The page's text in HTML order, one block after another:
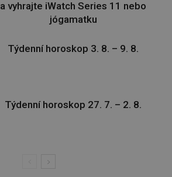
a vyhrajte iWatch Series 11 nebo
jógamatku
Týdenní horoskop 3. 8. – 9. 8.
Týdenní horoskop 27. 7. – 2. 8.